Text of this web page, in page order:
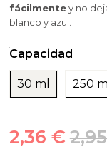
fácilmentey no
blanco y azul.
Capacidad
30 ml 250 ml
2,36 €